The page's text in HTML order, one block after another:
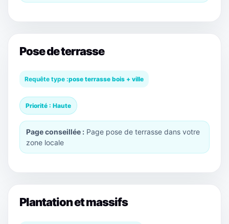
Pose de terrasse
Requête type :pose terrasse bois + ville
Priorité : Haute
Page conseillée : Page pose de terrasse dans votre
zone locale
Plantation et massifs